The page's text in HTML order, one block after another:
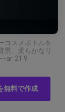
コスメボトルを
景、柔らかなリ
ar 21:9
無料で作成